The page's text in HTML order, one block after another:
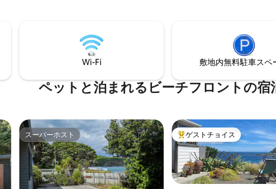
ークな村まで数分ですが、市内まで車で
買ったテイクアウト料理を持
でピクニックを楽しんだり、
外食したりできます。リラッ
フレンドリーなベイを楽しん
Wi-Fi 敷地内無料駐⁠車ス⁠ペ⁠
ペットと泊まれるビーチフロントの宿
スーパーホスト
スーパーホスト 大好評のゲストチョイスです
ゲストチョイス